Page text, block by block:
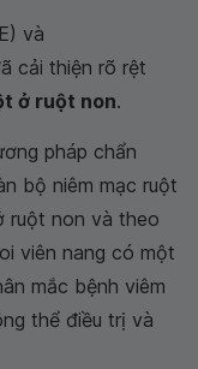
và
cải thiện rõ rệt
ở ruột non.
pháp chẩn
bộ niêm mạc ruột
ruột non và theo
viên nang có một
mắc bệnh viêm
thể điều trị và